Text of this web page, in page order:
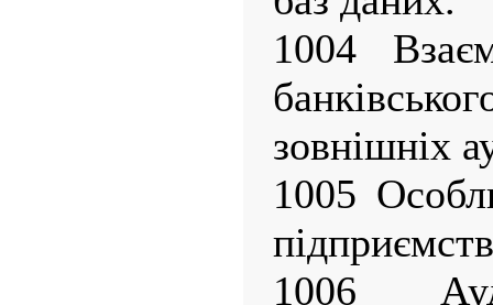
1004
зовнішніх
1005
1006